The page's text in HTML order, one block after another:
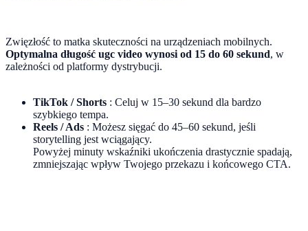
Zwięzłość to matka skuteczności na urządzeniach mobilnych.
Optymalna długość ugc video wynosi od 15 do 60 sekund, w
zależności od platformy dystrybucji.
TikTok / Shorts : Celuj w 15–30 sekund dla bardzo
szybkiego tempa.
Reels / Ads : Możesz sięgać do 45–60 sekund, jeśli
storytelling jest wciągający.
Powyżej minuty wskaźniki ukończenia drastycznie spadają,
zmniejszając wpływ Twojego przekazu i końcowego CTA.